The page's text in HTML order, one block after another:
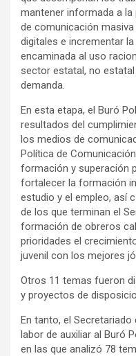
mantener informada a
de comunicación
digitales e incrementar
encaminada al uso
sector estatal, no
demanda.
En esta etapa, el Buró
resultados del
los medios de
Política de
formación y superación
fortalecer la formación
estudio y el empleo, así
de los que terminan el
formación de obreros
prioridades el
juvenil con los mejores
Otros 11 temas fueron
y proyectos de
En tanto, el
labor de auxiliar al Buró
en las que analizó 78